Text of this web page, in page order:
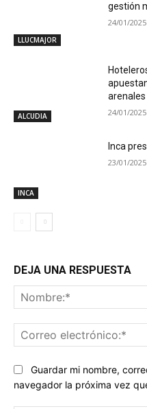
LLUCMAJOR
gestión
24/01/2025
ALCUDIA
arenales
24/01/2025
INCA
Inca
23/01/2025
DEJA UNA RESPUESTA
Guardar mi nombre,
navegador la próxima vez